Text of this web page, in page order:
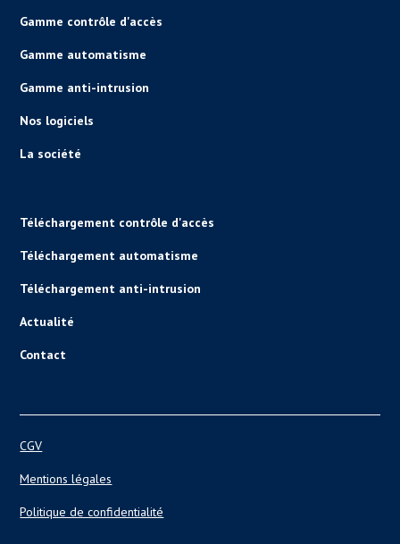
Gamme contrôle d'accès
Gamme automatisme
Gamme anti-intrusion
Nos logiciels
La société
Téléchargement contrôle d'accès
Téléchargement automatisme
Téléchargement anti-intrusion
Actualité
Contact
CGV
Mentions légales
Politique de confidentialité